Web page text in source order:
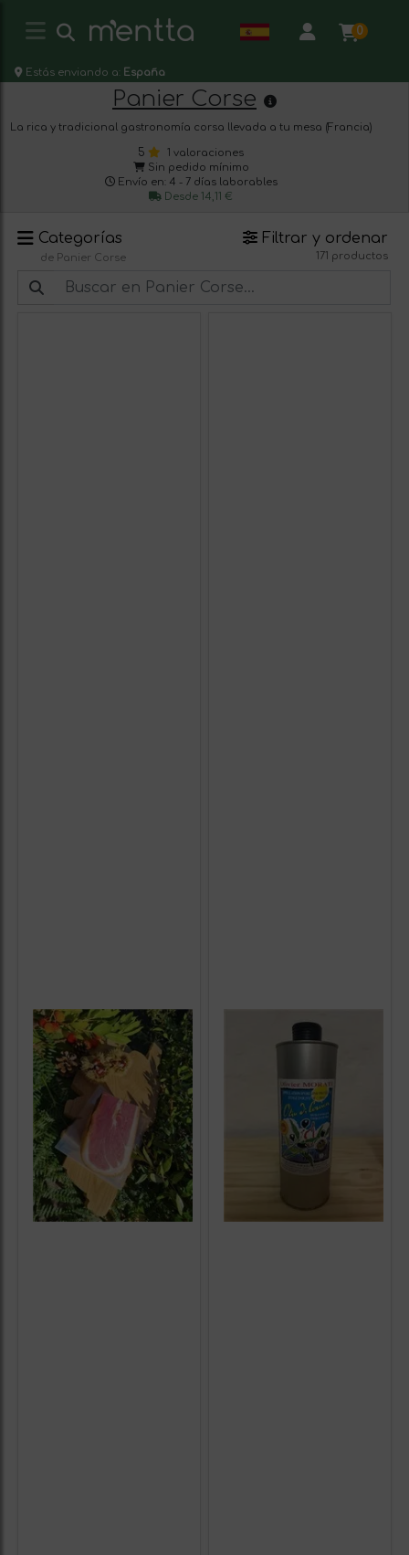
0
Estás enviando a: España
Panier Corse
La rica y tradicional gastronomía corsa llevada a tu mesa (Francia)
5
1 valoraciones
Sin pedido mínimo
Envío en: 4 - 7 días laborables
Desde 14,11 €
Categorías
de Panier Corse
Filtrar y ordenar
171 productos